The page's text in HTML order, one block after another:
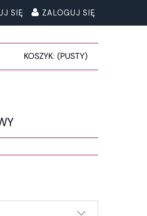
SIĘ ZALOGUJ SIĘ
KOSZYK: (PUSTY)